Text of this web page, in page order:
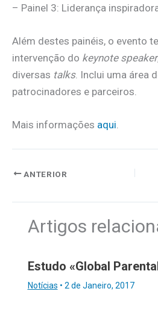
– Painel 3: Liderança
Além destes painéis, o evento
intervenção do keynote speaker
diversas talks. Inclui uma área
patrocinadores e parceiros.
Mais informações aqui.
ANTERIOR
Artigos
Estudo «Global
Notícias • 2 de Janeiro, 2017